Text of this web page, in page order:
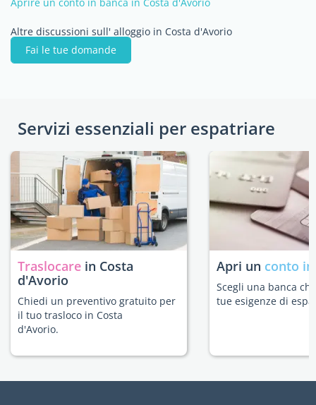
Altre discussioni sull' alloggio in Costa d'Avorio
Fai le tue domande
Servizi essenziali per espatriare
Traslocare in Costa
d'Avorio
Chiedi un preventivo gratuito per
il tuo trasloco in Costa
d'Avorio.
Apri un conto
Scegli una banca
tue esigenze di